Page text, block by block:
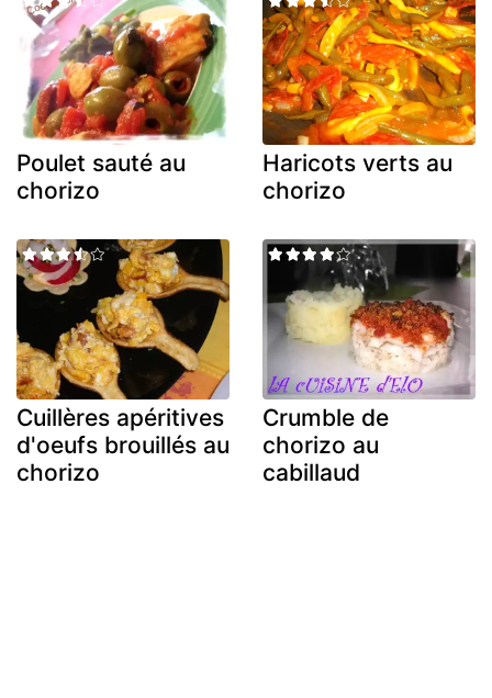
Poulet sauté au
chorizo
Haricots verts au
chorizo
Cuillères apéritives
d'oeufs brouillés au
chorizo
Crumble de
chorizo au
cabillaud